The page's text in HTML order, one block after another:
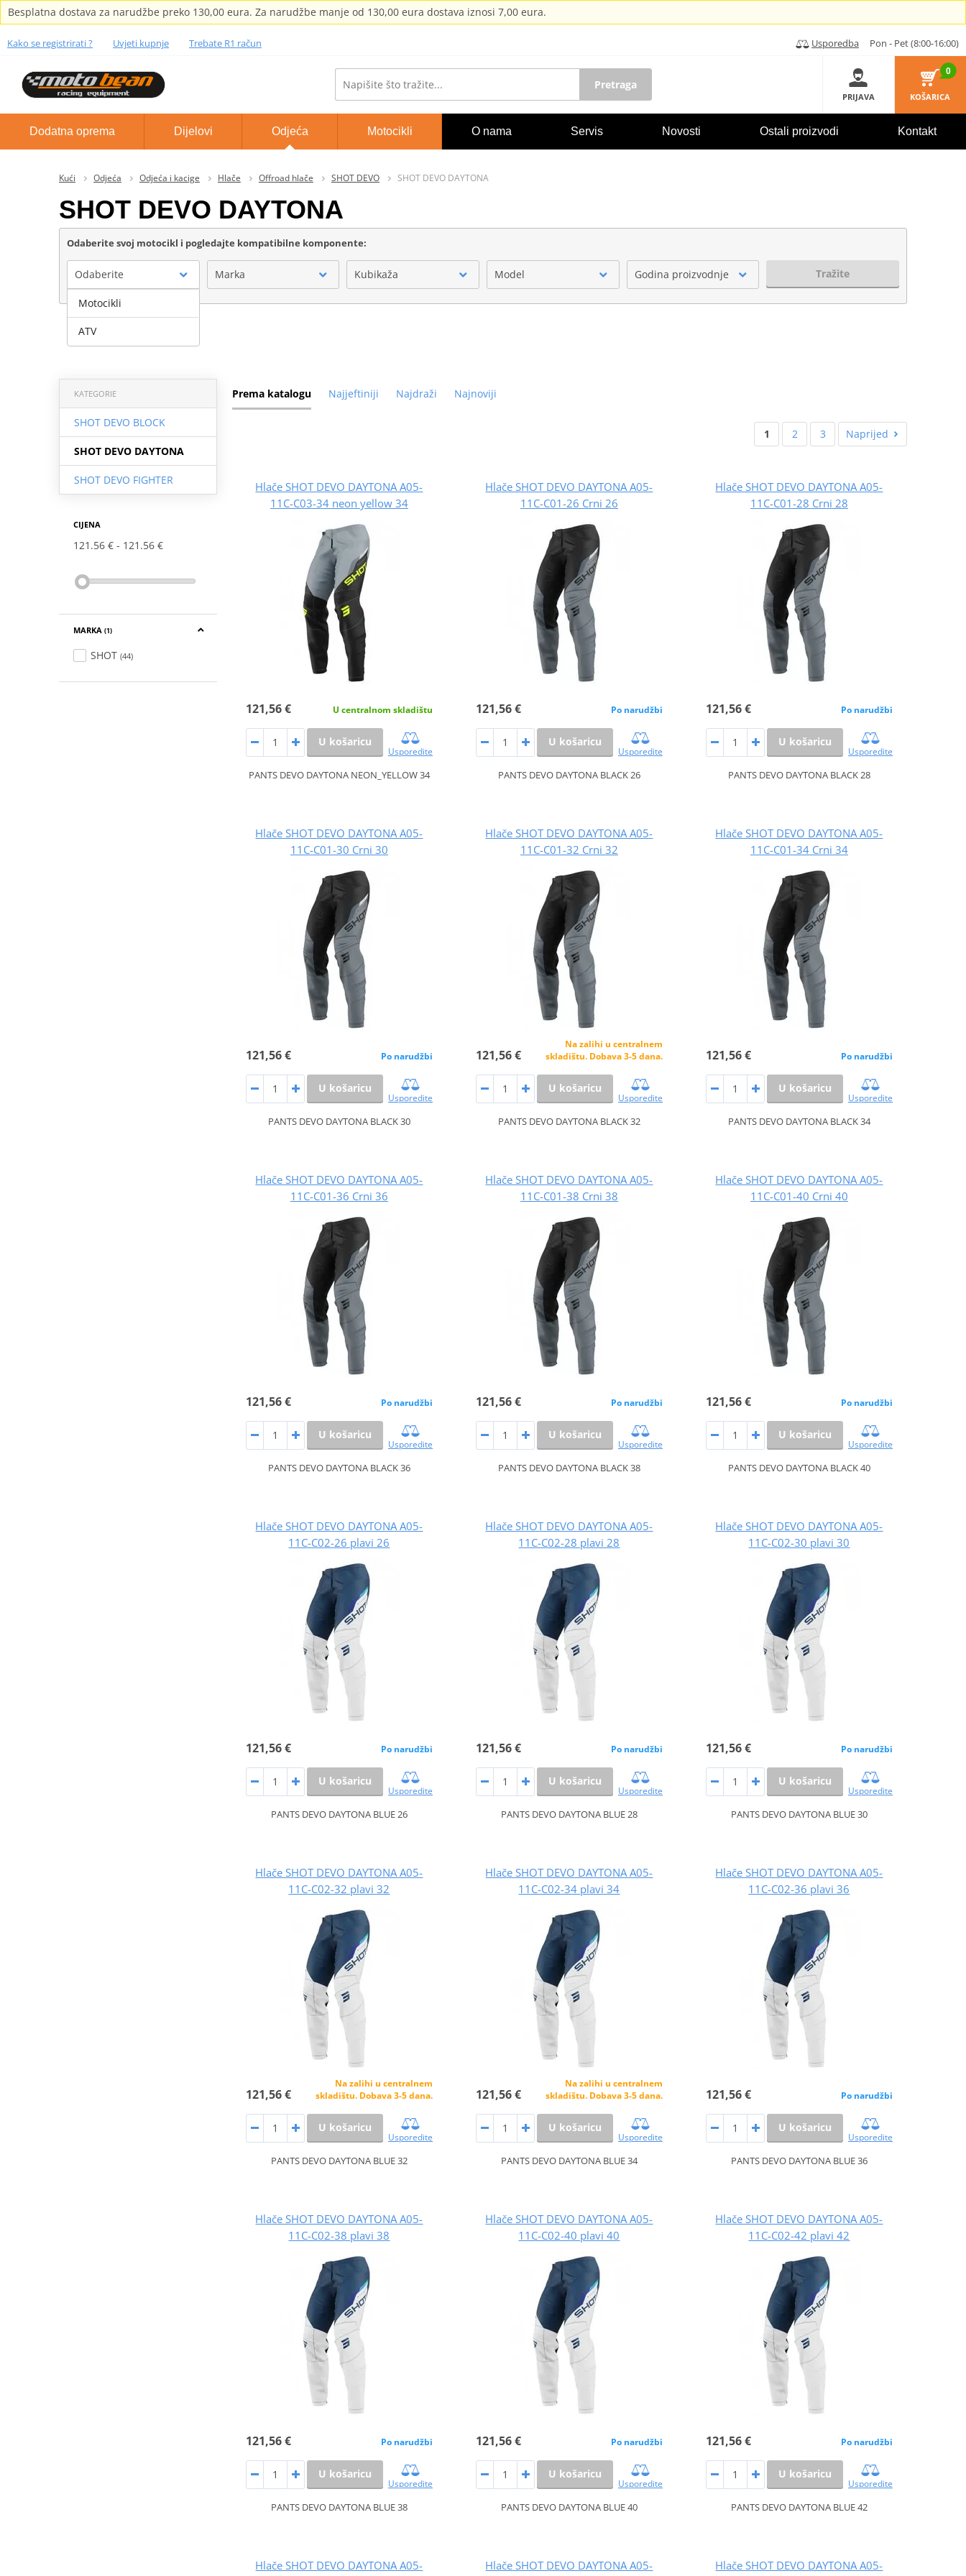
Besplatna dostava za narudžbe preko 130,00 eura. Za narudžbe manje od 130,00 eura dostava iznosi 7,00 eura.
Kako se registrirati ? Uvjeti kupnje Trebate R1 račun Usporedba Pon - Pet (8:00-16:00)
Pretraga
PRIJAVA
0
KOŠARICA
Dodatna oprema Dijelovi Odjeća Motocikli O nama Servis Novosti Ostali proizvodi Kontakt
Kući Odjeća Odjeća i kacige Hlače Offroad hlače SHOT DEVO SHOT DEVO DAYTONA
SHOT DEVO DAYTONA
Odaberite svoj motocikl i pogledajte kompatibilne komponente:
Odaberite Marka Kubikaža Model Godina proizvodnje Tražite
Prema katalogu Najjeftiniji Najdraži Najnoviji
KATEGORIE
SHOT DEVO BLOCK
SHOT DEVO DAYTONA
SHOT DEVO FIGHTER
CIJENA
121.56 € 121.56 €
MARKA (1)
SHOT (44)
1 2 3 Naprijed
Hlače SHOT DEVO DAYTONA A05-
11C-C03-34 neon yellow 34
121,56 € U centralnom skladištu
U košaricu
Usporedite
PANTS DEVO DAYTONA NEON_YELLOW 34
Hlače SHOT DEVO DAYTONA A05-
11C-C01-26 Crni 26
121,56 € Po narudžbi
U košaricu
Usporedite
PANTS DEVO DAYTONA BLACK 26
Hlače SHOT DEVO DAYTONA A05-
11C-C01-28 Crni 28
121,56 € Po narudžbi
U košaricu
Usporedite
PANTS DEVO DAYTONA BLACK 28
Hlače SHOT DEVO DAYTONA A05-
11C-C01-30 Crni 30
121,56 € Po narudžbi
U košaricu
Usporedite
PANTS DEVO DAYTONA BLACK 30
Hlače SHOT DEVO DAYTONA A05-
11C-C01-32 Crni 32
121,56 €
Na zalihi u centralnem
skladištu. Dobava 3-5 dana.
U košaricu
Usporedite
PANTS DEVO DAYTONA BLACK 32
Hlače SHOT DEVO DAYTONA A05-
11C-C01-34 Crni 34
121,56 € Po narudžbi
U košaricu
Usporedite
PANTS DEVO DAYTONA BLACK 34
Hlače SHOT DEVO DAYTONA A05-
11C-C01-36 Crni 36
121,56 € Po narudžbi
U košaricu
Usporedite
PANTS DEVO DAYTONA BLACK 36
Hlače SHOT DEVO DAYTONA A05-
11C-C01-38 Crni 38
121,56 € Po narudžbi
U košaricu
Usporedite
PANTS DEVO DAYTONA BLACK 38
Hlače SHOT DEVO DAYTONA A05-
11C-C01-40 Crni 40
121,56 € Po narudžbi
U košaricu
Usporedite
PANTS DEVO DAYTONA BLACK 40
Hlače SHOT DEVO DAYTONA A05-
11C-C02-26 plavi 26
121,56 € Po narudžbi
U košaricu
Usporedite
PANTS DEVO DAYTONA BLUE 26
Hlače SHOT DEVO DAYTONA A05-
11C-C02-28 plavi 28
121,56 € Po narudžbi
U košaricu
Usporedite
PANTS DEVO DAYTONA BLUE 28
Hlače SHOT DEVO DAYTONA A05-
11C-C02-30 plavi 30
121,56 € Po narudžbi
U košaricu
Usporedite
PANTS DEVO DAYTONA BLUE 30
Hlače SHOT DEVO DAYTONA A05-
11C-C02-32 plavi 32
121,56 €
Na zalihi u centralnem
skladištu. Dobava 3-5 dana.
U košaricu
Usporedite
PANTS DEVO DAYTONA BLUE 32
Hlače SHOT DEVO DAYTONA A05-
11C-C02-34 plavi 34
121,56 €
Na zalihi u centralnem
skladištu. Dobava 3-5 dana.
U košaricu
Usporedite
PANTS DEVO DAYTONA BLUE 34
Hlače SHOT DEVO DAYTONA A05-
11C-C02-36 plavi 36
121,56 € Po narudžbi
U košaricu
Usporedite
PANTS DEVO DAYTONA BLUE 36
Hlače SHOT DEVO DAYTONA A05-
11C-C02-38 plavi 38
121,56 € Po narudžbi
U košaricu
Usporedite
PANTS DEVO DAYTONA BLUE 38
Hlače SHOT DEVO DAYTONA A05-
11C-C02-40 plavi 40
121,56 € Po narudžbi
U košaricu
Usporedite
PANTS DEVO DAYTONA BLUE 40
Hlače SHOT DEVO DAYTONA A05-
11C-C02-42 plavi 42
121,56 € Po narudžbi
U košaricu
Usporedite
PANTS DEVO DAYTONA BLUE 42
Hlače SHOT DEVO DAYTONA A05-
Hlače SHOT DEVO DAYTONA A05-
Hlače SHOT DEVO DAYTONA A05-
Motocikli
ATV